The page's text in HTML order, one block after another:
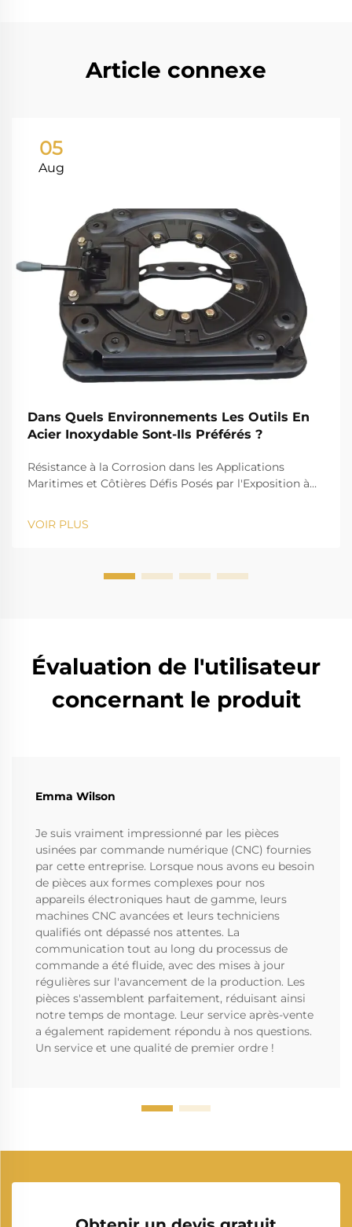
Article connexe
05
Aug
Dans Quels Environnements Les Outils En
Acier Inoxydable Sont-Ils Préférés ?
Résistance à la Corrosion dans les Applications
Maritimes et Côtières Défis Posés par l'Exposition à
pour son action corrosive sur les instruments
VOIR PLUS
Évaluation de l'utilisateur
concernant le produit
Emma Wilson
Je suis vraiment impressionné par les pièces
usinées par commande numérique (CNC) fournies
par cette entreprise. Lorsque nous avons eu besoin
de pièces aux formes complexes pour nos
appareils électroniques haut de gamme, leurs
machines CNC avancées et leurs techniciens
qualifiés ont dépassé nos attentes. La
communication tout au long du processus de
commande a été fluide, avec des mises à jour
régulières sur l'avancement de la production. Les
pièces s'assemblent parfaitement, réduisant ainsi
notre temps de montage. Leur service après-vente
a également rapidement répondu à nos questions.
Un service et une qualité de premier ordre !